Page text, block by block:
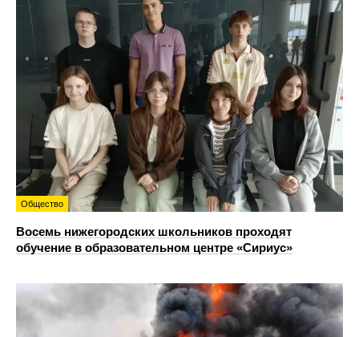
Общество
Восемь нижегородских школьников проходят
обучение в образовательном центре «Сириус»